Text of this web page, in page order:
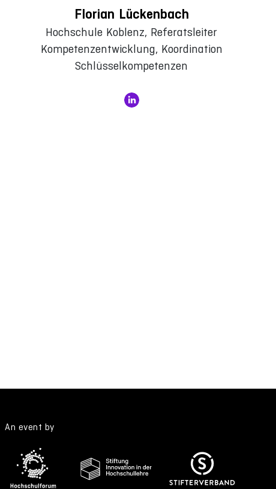
Florian Lückenbach
Hochschule Koblenz, Referatsleiter
Kompetenzentwicklung, Koordination
Schlüsselkompetenzen
An event by